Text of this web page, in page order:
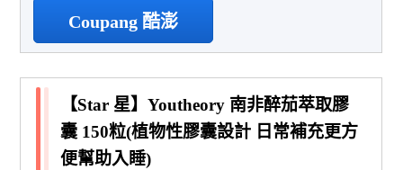
Coupang 酷澎
【Star 星】Youtheory 南非醉茄萃取膠
囊 150粒(植物性膠囊設計 日常補充更方
便幫助入睡)